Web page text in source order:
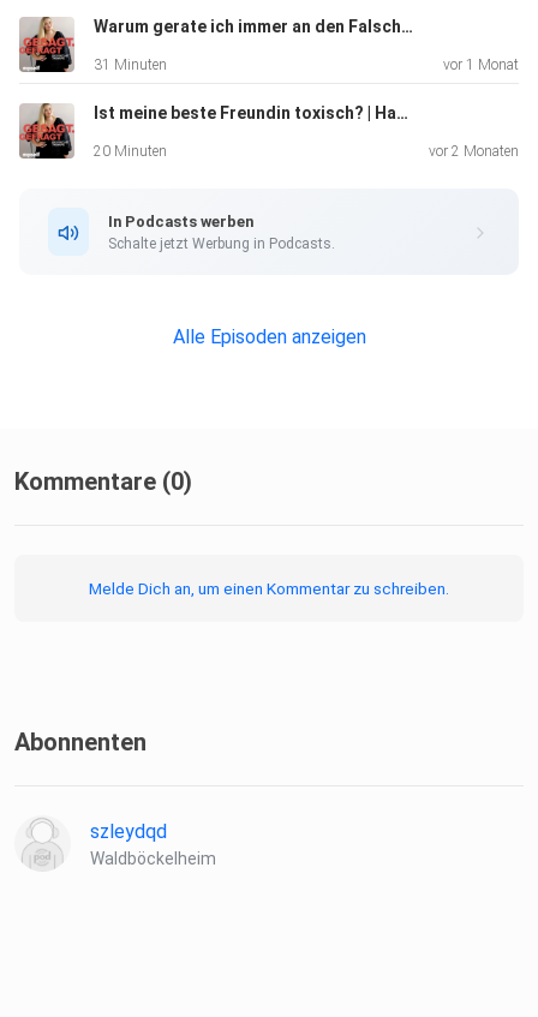
Warum gerate ich immer an den Falschen? | Paula Lambert hilft
31 Minuten vor 1 Monat
Ist meine beste Freundin toxisch? | Hannah Gensch klärt auf
20 Minuten vor 2 Monaten
In Podcasts werben
Schalte jetzt Werbung in Podcasts.
Alle Episoden anzeigen
Kommentare (0)
Melde Dich an, um einen Kommentar zu schreiben.
Abonnenten
szleydqd
Waldböckelheim